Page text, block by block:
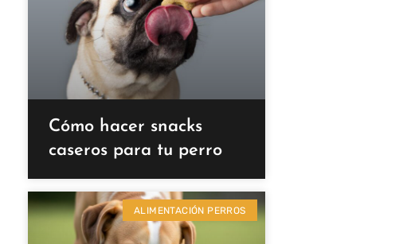
Cómo hacer snacks
caseros para tu perro
ALIMENTACIÓN PERROS